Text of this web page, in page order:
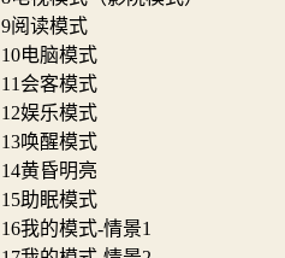
9阅读模式
10电脑模式
11 会客模式
12娱乐模式
13唤醒模式
14黄昏明亮
15助眠模式
16我的模式-情景1